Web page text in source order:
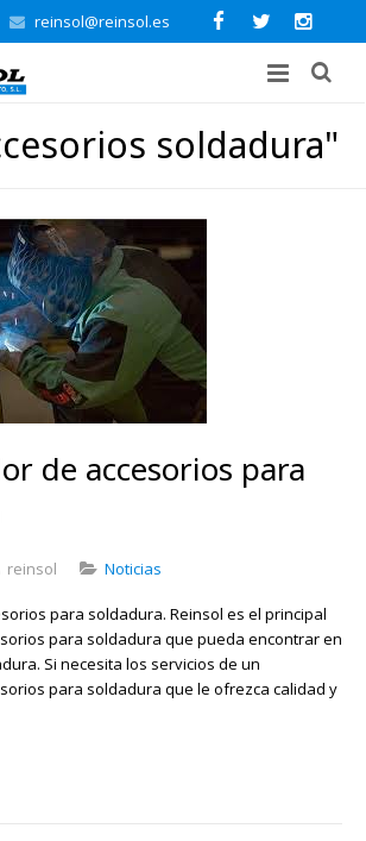
reinsol@reinsol.es
soldadura"
de accesorios para
reinsol Noticias
para soldadura. Reinsol es el principal
para soldadura que pueda encontrar en
Si necesita los servicios de un
para soldadura que le ofrezca calidad y